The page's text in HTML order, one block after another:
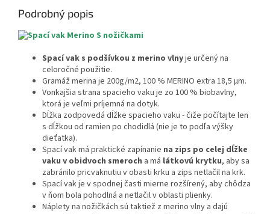
Podrobný popis
Spací vak s podšívkou z merino vlnyje určený na
celoročné použitie.
Gramáž merina je 200g/m2, 100 % MERINO extra 18,5 µm.
Vonkajšia strana spacieho vaku je zo 100 % biobavlny,
ktorá je veľmi príjemná na dotyk.
Dĺžka zodpovedá dĺžke spacieho vaku - čiže počítajte len
s dĺžkou od ramien po chodidlá (nie je to podľa výšky
dieťatka).
Spací vak má praktické zapínanie na zips po celej dĺžke
vaku v obidvoch smeroch a má látkovú krytku, aby sa
zabránilo pricvaknutiu v obasti krku a zips netlačil na krk.
Spací vak je v spodnej časti mierne rozšírený, aby chôdza
v ňom bola pohodlná a netlačil v oblasti plienky.
Náplety na nožičkách sú taktiež z merino vlny a dajú